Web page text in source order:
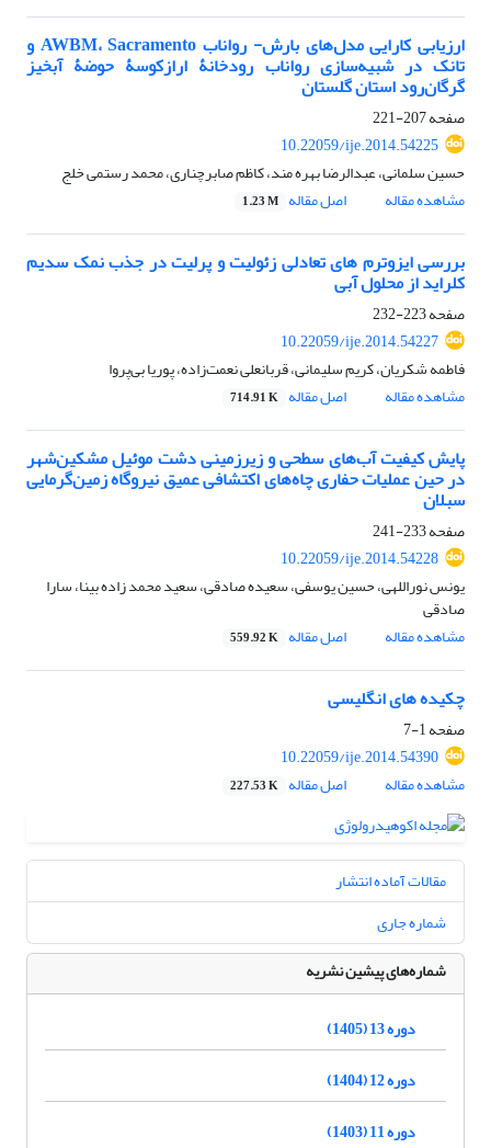
ارزیابی کارایی مدل‌های بارش- رواناب AWBM، Sacramento و
تانک در شبیه‌سازی رواناب رودخانۀ ارازکوسۀ حوضۀ آبخیز
گرگان‌رود استان گلستان
صفحه207-221
10.22059/ije.2014.54225
حسین سلمانی، عبدالرضا بهره مند، کاظم صابرچناری، محمد رستمی خلج
مشاهده مقاله
اصل مقاله 1.23 M
بررسی ایزوترم های تعادلی زئولیت و پرلیت در جذب نمک سدیم
کلراید از محلول آبی
صفحه223-232
10.22059/ije.2014.54227
فاطمه شکریان، کریم سلیمانی، قربانعلی نعمت‌زاده، پوریا بی‌پروا
مشاهده مقاله
اصل مقاله 714.91 K
پایش کیفیت آب‌های سطحی و زیرزمینی دشت موئیل مشکین‌شهر
در حین عملیات حفاری چاه‌های اکتشافی عمیق نیروگاه زمین‌گرمایی
سبلان
صفحه233-241
10.22059/ije.2014.54228
یونس نوراللهی، حسین یوسفی، سعیده صادقی، سعید محمد زاده بینا، سارا
صادقی
مشاهده مقاله
اصل مقاله 559.92 K
چکیده های انگلیسی
صفحه1-7
10.22059/ije.2014.54390
مشاهده مقاله
اصل مقاله 227.53 K
مقالات آماده انتشار
شماره جاری
شماره‌های پیشین نشریه
دوره 13 (1405)
دوره 12 (1404)
دوره 11 (1403)